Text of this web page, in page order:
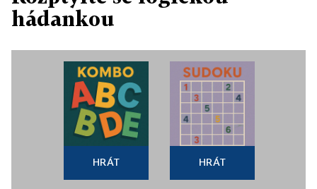
hádankou
HRÁT HRÁT